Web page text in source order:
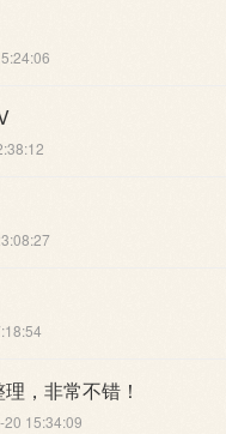
，非常不错！
15:34:09